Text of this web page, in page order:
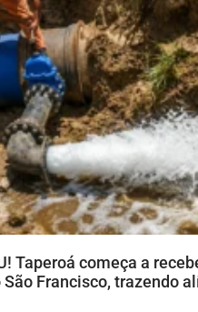
Taperoá começa a
Francisco, trazendo